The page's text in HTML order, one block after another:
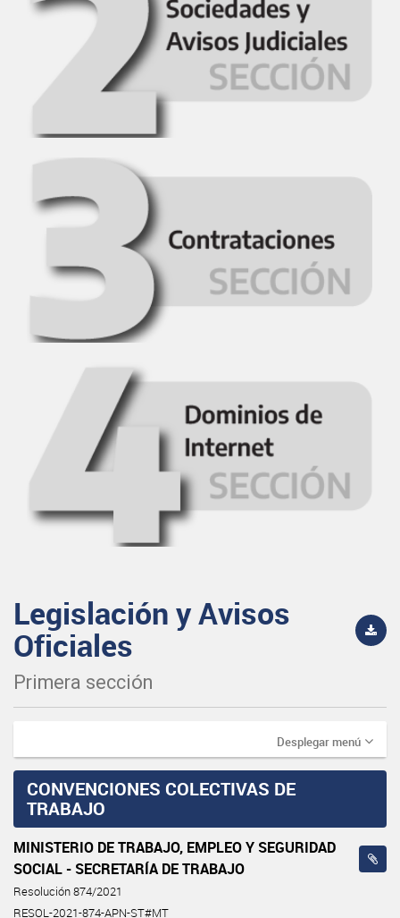
Legislación y Avisos
Oficiales
Primera sección
Desplegar menú
CONVENCIONES COLECTIVAS DE
TRABAJO
MINISTERIO DE TRABAJO, EMPLEO Y SEGURIDAD
SOCIAL - SECRETARÍA DE TRABAJO
Resolución 874/2021
RESOL-2021-874-APN-ST#MT